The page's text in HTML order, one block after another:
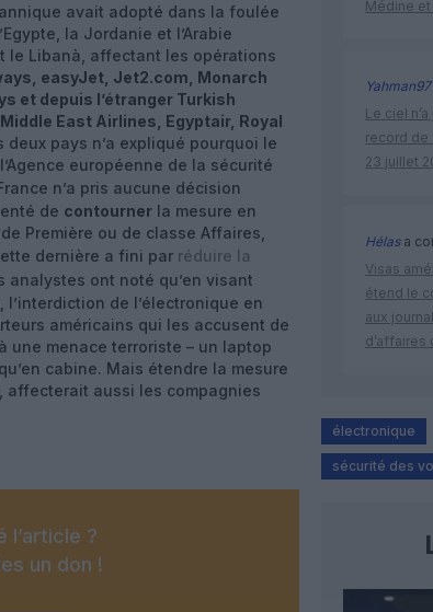
avait adopté dans la foulée
la Jordanie et l’Arabie
le Libanà, affectant les opérations
easyJet, Jet2.com, Monarch
et depuis l’étranger Turkish
East Airlines, Egyptair, Royal
deux pays n’a expliqué pourquoi le
européenne de la sécurité
n’a pris aucune décision
de contourner la mesure en
Première ou de classe Affaires,
dernière a fini par réduire la
ont noté qu’en visant
de l’électronique en
américains qui les accusent de
une menace terroriste – un laptop
cabine. Mais étendre la mesure
affecterait aussi les compagnies
l’article ?
un don !
Médine
Le ciel
record de
23 juillet
Hélasa
Visas
étend le
aux
d’affaires
électronique
sécurité des